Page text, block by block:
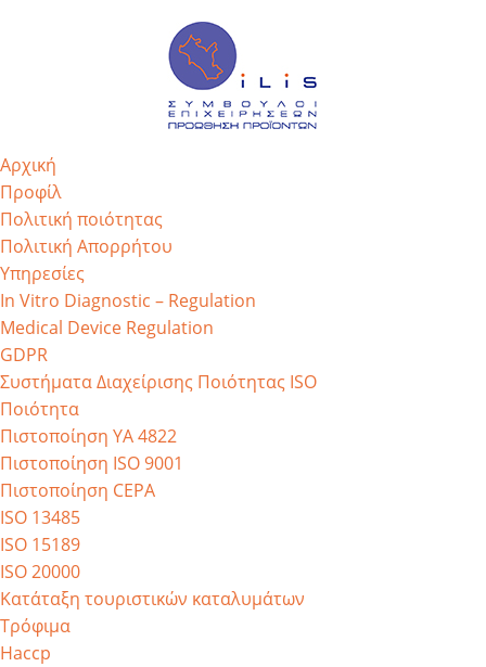
Αρχική
Προφίλ
Πολιτική ποιότητας
Πολιτική Απορρήτου
Υπηρεσίες
In Vitro Diagnostic – Regulation
Medical Device Regulation
GDPR
Συστήματα Διαχείρισης Ποιότητας ISO
Ποιότητα
Πιστοποίηση ΥΑ 4822
Πιστοποίηση ISO 9001
Πιστοποίηση CEPA
ISO 13485
ISO 15189
ISO 20000
Κατάταξη τουριστικών καταλυμάτων
Τρόφιμα
Haccp